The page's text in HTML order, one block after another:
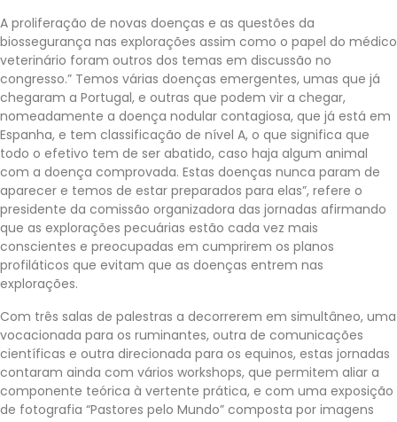
A proliferação de novas doenças e as questões da
biossegurança nas explorações assim como o papel do médico
veterinário foram outros dos temas em discussão no
congresso.” Temos várias doenças emergentes, umas que já
chegaram a Portugal, e outras que podem vir a chegar,
nomeadamente a doença nodular contagiosa, que já está em
Espanha, e tem classificação de nível A, o que significa que
todo o efetivo tem de ser abatido, caso haja algum animal
com a doença comprovada. Estas doenças nunca param de
aparecer e temos de estar preparados para elas”, refere o
presidente da comissão organizadora das jornadas afirmando
que as explorações pecuárias estão cada vez mais
conscientes e preocupadas em cumprirem os planos
profiláticos que evitam que as doenças entrem nas
explorações.
Com três salas de palestras a decorrerem em simultâneo, uma
vocacionada para os ruminantes, outra de comunicações
científicas e outra direcionada para os equinos, estas jornadas
contaram ainda com vários workshops, que permitem aliar a
componente teórica à vertente prática, e com uma exposição
de fotografia “Pastores pelo Mundo” composta por imagens